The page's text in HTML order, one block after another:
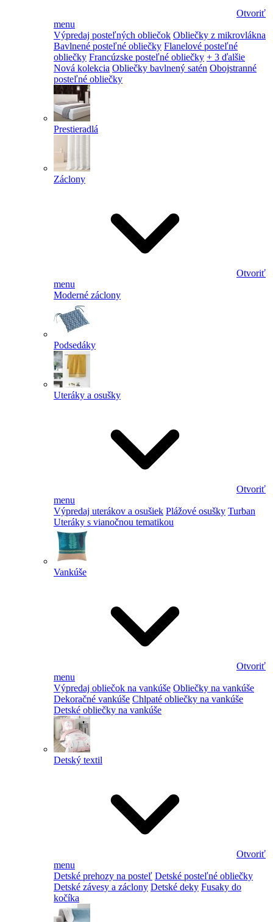
Otvoriť
menu
Výpredaj posteľných obliečok Obliečky z mikrovlákna
Bavlnené posteľné obliečky Flanelové posteľné
obliečky Francúzske posteľné obliečky + 3 ďalšie
Nová kolekcia Obliečky bavlnený satén Obojstranné
posteľné obliečky
Prestieradlá
Záclony
Otvoriť
menu
Moderné záclony
Podsedáky
Uteráky a osušky
Otvoriť
menu
Výpredaj uterákov a osušiek Plážové osušky Turban
Uteráky s vianočnou tematikou
Vankúše
Otvoriť
menu
Výpredaj obliečok na vankúše Obliečky na vankúše
Dekoračné vankúše Chlpaté obliečky na vankúše
Detské obliečky na vankúše
Detský textil
Otvoriť
menu
Detské prehozy na posteľ Detské posteľné obliečky
Detské závesy a záclony Detské deky Fusaky do
kočíka